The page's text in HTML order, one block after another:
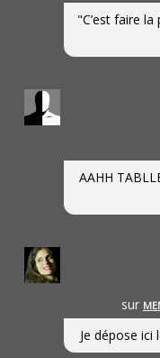
"C’est faire
AAHH
sur
Je dépose ici